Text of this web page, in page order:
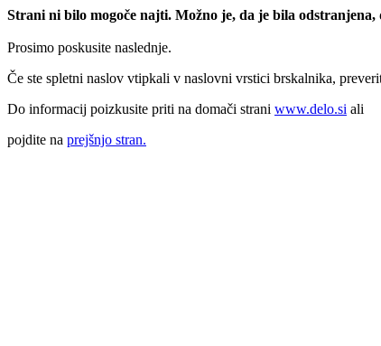
Strani ni bilo mogoče najti. Možno je, da je bila
Prosimo poskusite naslednje.
Če ste spletni naslov vtipkali v naslovni vrstici brskalnika,
Do informacij poizkusite priti na domači strani www.delo.si ali
pojdite na prejšnjo stran.